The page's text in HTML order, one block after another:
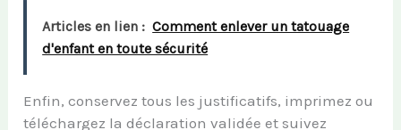
Articles en lien : Comment enlever un tatouage
d'enfant en toute sécurité
Enfin, conservez tous les justificatifs, imprimez ou
téléchargez la déclaration validée et suivez